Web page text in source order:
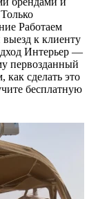
Работаем
к клиенту
Интерьер —
первозданный
сделать это
бесплатную